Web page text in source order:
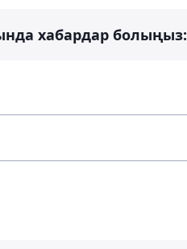
хабардар болыңыз: